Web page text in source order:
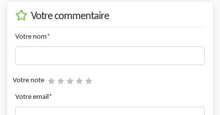
Votre commentaire
Votre nom*
Votre note
Votre email*